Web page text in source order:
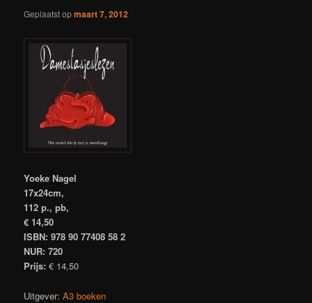
Geplaatst opmaart 7, 2012
Yoeke Nagel
17x24cm,
112 p., pb,
€ 14,50
ISBN: 978 90 77408 58 2
NUR: 720
Prijs:€ 14,50
Uitgever:A3 boeken